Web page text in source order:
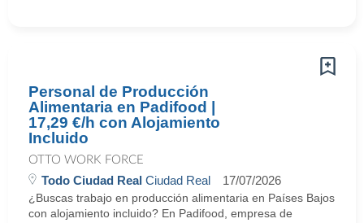
Personal de Producción
Alimentaria en Padifood |
17,29 €/h con Alojamiento
Incluido
OTTO WORK FORCE
Todo Ciudad Real Ciudad Real 17/07/2026
¿Buscas trabajo en producción alimentaria en Países Bajos
con alojamiento incluido? En Padifood, empresa de